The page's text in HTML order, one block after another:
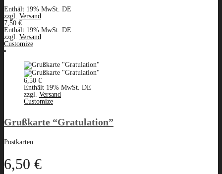
Enthält 19% MwSt. DE
zzgl. Versand
7,50 €
Enthält 19% MwSt. DE
zzgl. Versand
Customize
6,50 €
Enthält 19% MwSt. DE
zzgl. Versand
Customize
Grußkarte “Gratulation”
Postkarten
6,50 €